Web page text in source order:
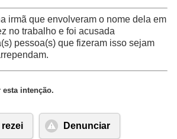
irmã que envolveram o nome dela em
no trabalho e foi acusada
pessoa(s) que fizeram isso sejam
intenção.
rezei Denunciar